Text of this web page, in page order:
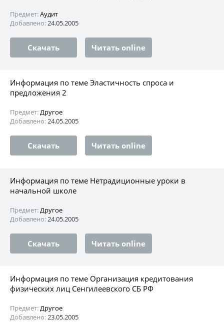
Предмет:Аудит
Добавлено:24.05.2005
Скачать Читать online
Информация по теме Эластичность cпроса и
предложения 2
Предмет:Другое
Добавлено:24.05.2005
Скачать Читать online
Информация по теме Нетрадиционные уроки в
начальной школе
Предмет:Другое
Добавлено:24.05.2005
Скачать Читать online
Информация по теме Организация кредитования
физических лиц Сенгилеевского СБ РФ
Предмет:Другое
Добавлено:23.05.2005